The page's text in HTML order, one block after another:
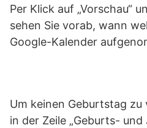
Per Klick auf „Vorschau“
sehen Sie vorab, wann
Google-Kalender
Um keinen Geburtstag zu
in der Zeile „Geburts-